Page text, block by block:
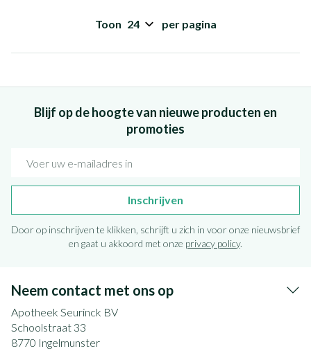
Toon per pagina
Blijf op de hoogte van nieuwe producten en
promoties
Inschrijven
Door op inschrijven te klikken, schrijft u zich in voor onze nieuwsbrief
en gaat u akkoord met onze privacy policy.
Neem contact met ons op
Apotheek Seurinck BV
Schoolstraat 33
8770 Ingelmunster